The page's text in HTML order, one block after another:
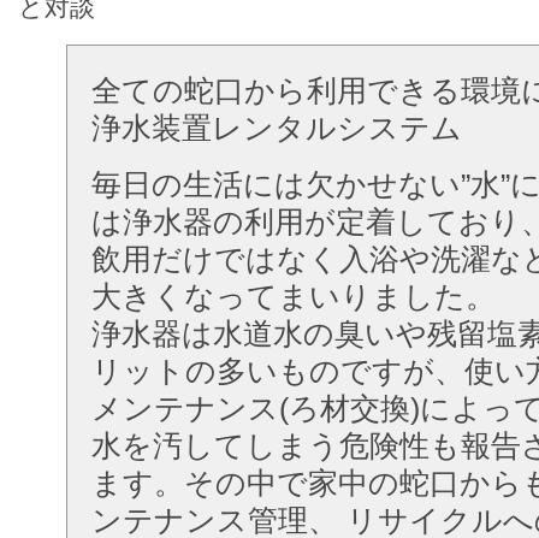
と対談
全ての蛇口から利用できる環境
浄水装置レンタルシステム
毎日の生活には欠かせない”水”
は浄水器の利用が定着しており
飲用だけではなく入浴や洗濯な
大きくなってまいりました。
浄水器は水道水の臭いや残留塩
リットの多いものですが、使い
メンテナンス(ろ材交換)によっ
水を汚してしまう危険性も報告
ます。その中で家中の蛇口から
ンテナンス管理、 リサイクル